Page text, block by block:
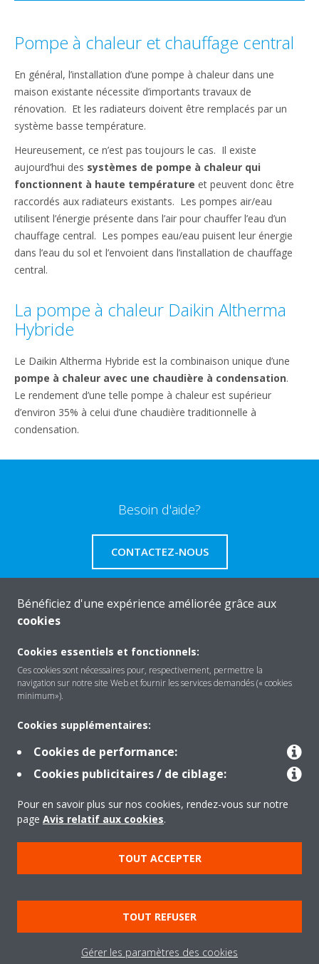
Pompe à chaleur et chauffage central
En général, l’installation d’une pompe à chaleur dans une
maison existante nécessite d’importants travaux de
rénovation. Et les radiateurs doivent être remplacés par un
système basse température.
Heureusement, ce n’est pas toujours le cas. Il existe
aujourd’hui des systèmes de pompe à chaleur qui
fonctionnent à haute température et peuvent donc être
raccordés aux radiateurs existants. Les pompes air/eau
utilisent l’énergie présente dans l’air pour chauffer l’eau d’un
chauffage central. Les pompes eau/eau puisent leur énergie
dans l’eau du sol et l’envoient dans l’installation de chauffage
central.
La pompe à chaleur Daikin Altherma
Hybride
Le Daikin Altherma Hybride est la combinaison unique d’une
pompe à chaleur avec une chaudière à condensation.
Le rendement d’une telle pompe à chaleur est supérieur
d’environ 35% à celui d’une chaudière traditionnelle à
condensation.
Besoin d'aide?
CONTACTEZ-NOUS
Solutions
Contact
Outils
Copyright © Daikin
Mentions légales
Avis relatif aux cookies
Politique de Protection des Données
Éthique de l'entreprise
Directives sur la "Nétiquette"
Bénéficiez d'une expérience améliorée grâce aux
cookies
Cookies essentiels et fonctionnels:
Ces cookies sont nécessaires pour, respectivement, permettre la
navigation sur notre site Web et fournir les services demandés (« cookies
minimum»).
Cookies supplémentaires:
Cookies de performance:
Cookies publicitaires / de ciblage:
Pour en savoir plus sur nos cookies, rendez-vous sur notre
page Avis relatif aux cookies.
TOUT ACCEPTER
TOUT REFUSER
Gérer les paramètres des cookies